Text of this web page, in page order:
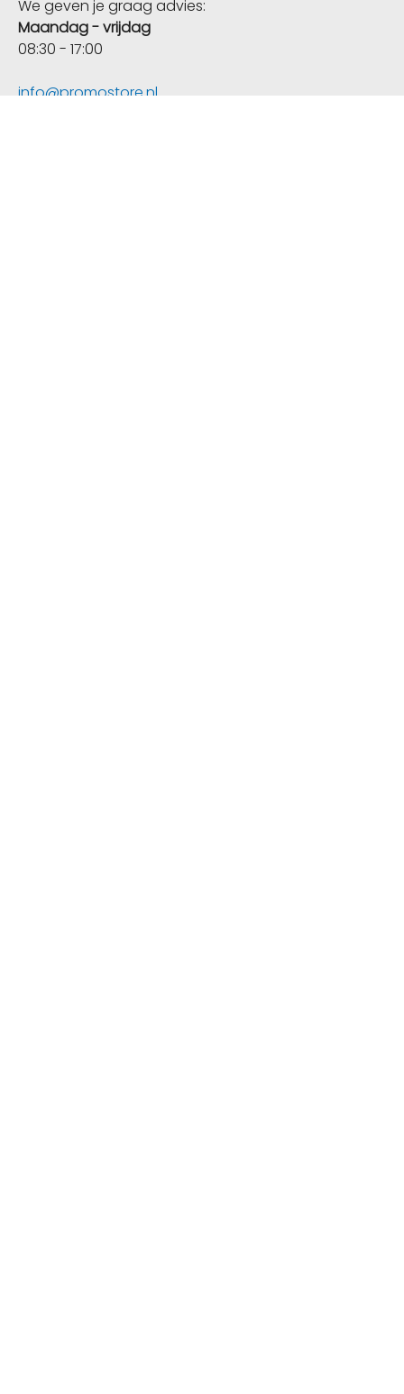
We geven je graag advies:
Maandag - vrijdag
08:30 - 17:00
info@promostore.nl